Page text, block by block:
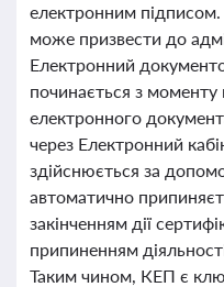
електронним
може призвести до
Електронний
починається з
електронного
через Електронний
здійснюється за
автоматично
закінченням дії
припиненням
Таким чином, КЕП є